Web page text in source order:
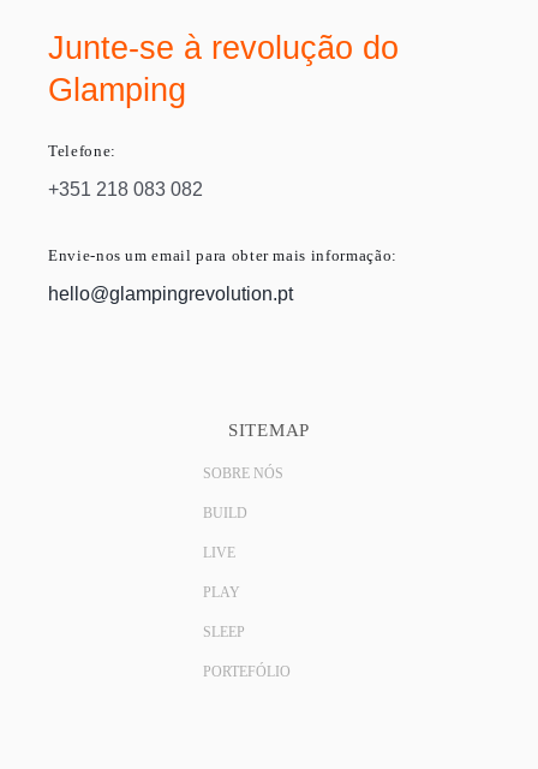
Junte-se à revolução do
Glamping
Telefone:
+351 218 083 082
Envie-nos um email para obter mais informação:
hello@glampingrevolution.pt
SITEMAP
SOBRE NÓS
BUILD
LIVE
PLAY
SLEEP
PORTEFÓLIO